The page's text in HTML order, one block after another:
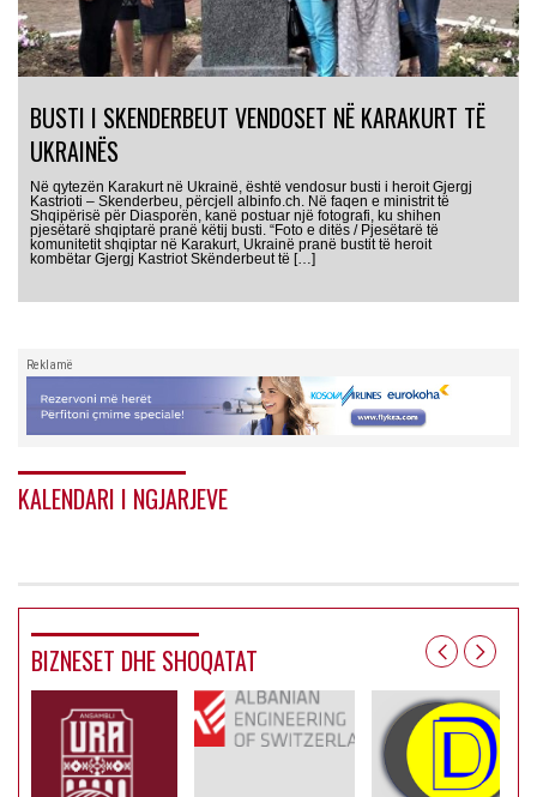
BUSTI I SKENDERBEUT VENDOSET NË KARAKURT TË
UKRAINËS
Në qytezën Karakurt në Ukrainë, është vendosur busti i heroit Gjergj
Kastrioti – Skenderbeu, përcjell albinfo.ch. Në faqen e ministrit të
Shqipërisë për Diasporën, kanë postuar një fotografi, ku shihen
pjesëtarë shqiptarë pranë këtij busti. “Foto e ditës / Pjesëtarë të
komunitetit shqiptar në Karakurt, Ukrainë pranë bustit të heroit
kombëtar Gjergj Kastriot Skënderbeut të […]
Reklamë
KALENDARI I NGJARJEVE
BIZNESET DHE SHOQATAT